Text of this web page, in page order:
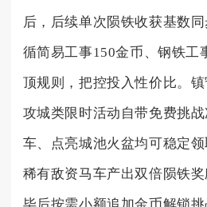
后，后续单次陨铁收获基数
循简易工事150金币、钢铁工
顶规则，把控投入性价比。
攻城类限时活动自带免费挑
车、点亮城池火盆均可稳定
稀有敌资马车产出双倍陨铁
毕后按需小额追加金币解锁挑